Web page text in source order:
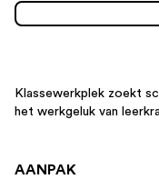
Klassewerkplek zoekt
het werkgeluk van
AANPAK